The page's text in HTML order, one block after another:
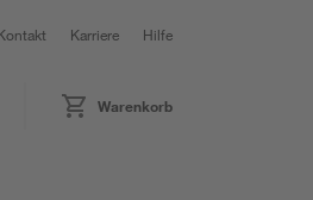
Karriere Hilfe
Warenkorb